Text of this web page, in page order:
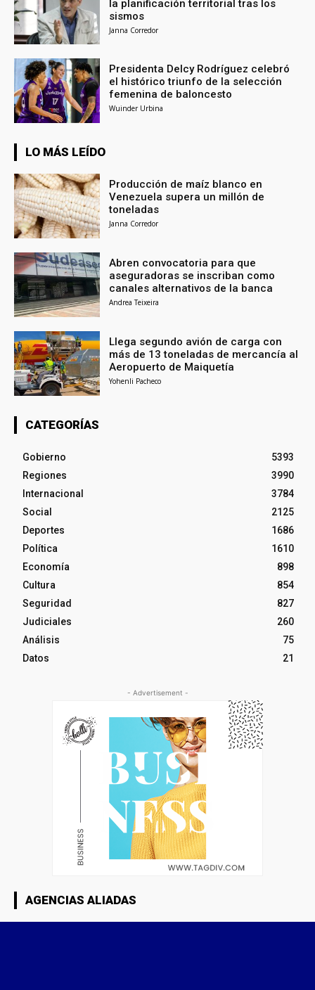
la planificación territorial tras los
sismos
Janna Corredor
Presidenta Delcy Rodríguez celebró
el histórico triunfo de la selección
femenina de baloncesto
Wuinder Urbina
LO MÁS LEÍDO
Producción de maíz blanco en
Venezuela supera un millón de
toneladas
Janna Corredor
Abren convocatoria para que
aseguradoras se inscriban como
canales alternativos de la banca
Andrea Teixeira
Llega segundo avión de carga con
más de 13 toneladas de mercancía al
Aeropuerto de Maiquetía
Yohenli Pacheco
CATEGORÍAS
Gobierno
5393
Regiones
3990
Internacional
3784
Social
2125
Deportes
1686
Política
1610
Economía
898
Cultura
854
Seguridad
827
Judiciales
260
Análisis
75
Datos
21
- Advertisement -
AGENCIAS ALIADAS